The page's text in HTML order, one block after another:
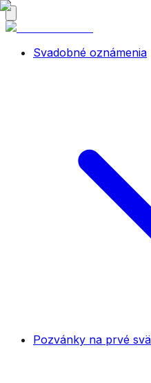
Svadobné oznámenia
Pozvánky na prvé